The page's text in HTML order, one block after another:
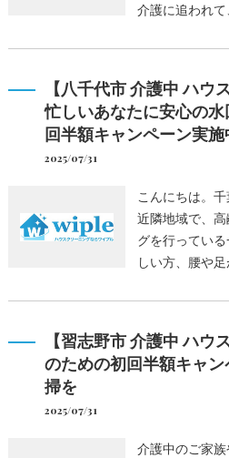
介護に追われ
【八千代市 介護中 ハ
忙しいあなたに安心の
回半額キャンペーン実施
2025/07/31
こんにちは。
近隣地域で、
グを行ってい
しい方、腰や
【習志野市 介護中 ハ
のための初回半額キャ
掃を
2025/07/31
介護中のご家